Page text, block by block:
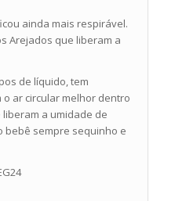
ainda mais respirável.
Arejados que liberam a
de líquido, tem
ar circular melhor dentro
a umidade de
bebê sempre sequinho e